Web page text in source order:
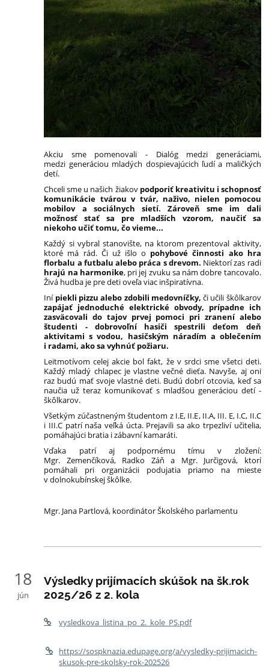
Akciu sme pomenovali - Dialóg medzi generáciami,
medzi generáciou mladých dospievajúcich ľudí a maličkých
detí.
Chceli sme u našich žiakov podporiť kreativitu i schopnosť
komunikácie tvárou v tvár, naživo, nielen pomocou
mobilov a sociálnych sietí. Zároveň sme im dali
možnosť stať sa pre mladších vzorom, naučiť sa
niekoho učiť tomu, čo vieme...
Každý si vybral stanovište, na ktorom prezentoval aktivity,
ktoré má rád. Či už išlo o pohybové činnosti ako hra
florbalu a futbalu alebo práca s drevom. Niektorí zas radi
hrajú na harmonike, pri jej zvuku sa nám dobre tancovalo.
Živá hudba je pre deti oveľa viac inšpiratívna.
Inípiekli pizzu alebo zdobili medovníčky,či učili škôlkarov
zapájať jednoduché elektrické obvody, prípadne ich
zasväcovali do tajov prvej pomoci pri zranení alebo
študenti - dobrovoľní hasiči spestrili deťom deň
aktivitami s vodou, hasičským náradím a oblečením
i radami, ako sa vyhnúť požiaru.
Leitmotívom celej akcie bol fakt, že v srdci sme všetci deti.
Každý mladý chlapec je vlastne večné dieťa. Navyše, aj oni
raz budú mať svoje vlastné deti. Budú dobrí otcovia, keď sa
naučia už teraz komunikovať s mladšou generáciou detí -
škôlkarov.
Všetkým zúčastneným študentom z I.E, II.E, II.A, III. E, I.C, II.C
i III.C patrí naša veľká úcta. Prejavili sa ako trpezliví učitelia,
pomáhajúci bratia i zábavní kamaráti.
Vďaka patrí aj podpornému tímu v zložení:
Mgr. Zemenčíková, Radko Záň a Mgr. Jurčigová, ktorí
pomáhali pri organizácii podujatia priamo na mieste
v dolnokubínskej škôlke.
Mgr. Jana Partlová, koordinátor Školského parlamentu
18
jún
Výsledky prijímacích skúšok na šk.rok
2025/26 z 2. kola
vysledkova_listina_po_2._kole_PS.pdf
https://sospknazia.edupage.org/a/vysledky-prijimacich-
skusok-pre-skolsky-rok-202526